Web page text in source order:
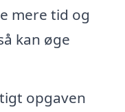
mere tid og
kan øge
opgaven